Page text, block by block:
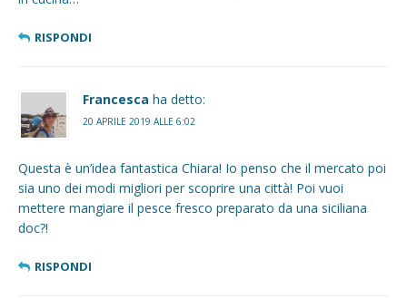
RISPONDI
Francesca ha detto:
20 APRILE 2019 ALLE 6:02
Questa è un’idea fantastica Chiara! Io penso che il mercato poi
sia uno dei modi migliori per scoprire una città! Poi vuoi
mettere mangiare il pesce fresco preparato da una siciliana
doc?!
RISPONDI